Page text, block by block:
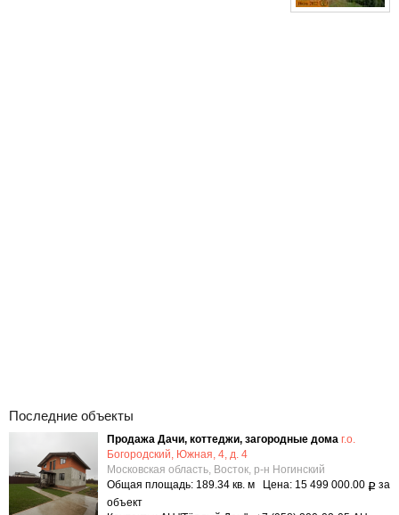
Последние объекты
Продажа Дачи, коттеджи, загородные дома г.о.
Богородский, Южная, 4, д. 4
Московская область, Восток, р-н Ногинский
Общая площадь: 189.34 кв. м Цена: 15 499 000.00 Р за
объект